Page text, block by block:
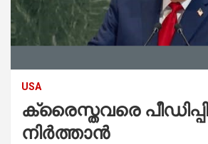
USA
ക്രൈസ്തവരെ
നിർത്താൻ